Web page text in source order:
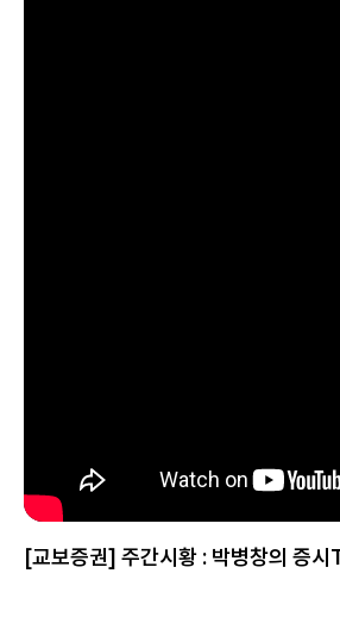
[교보증권] 주간시황 : 박병창의 증시